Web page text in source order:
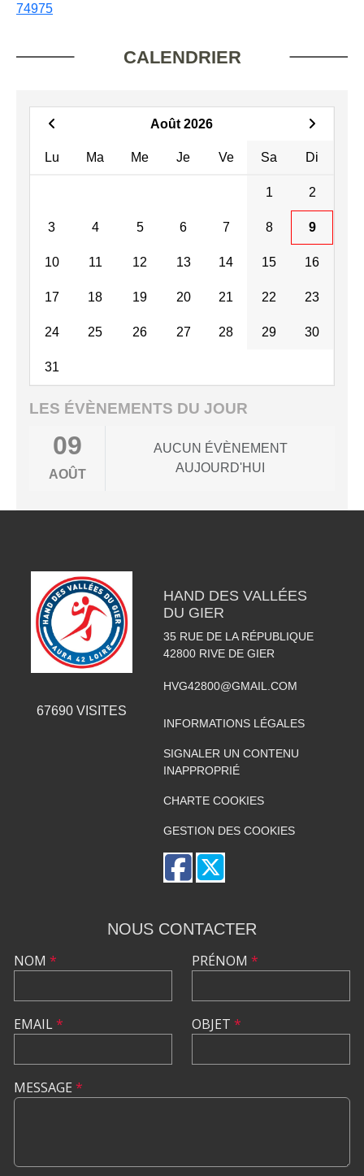
74975
CALENDRIER
Août 2026
Lu Ma Me Je Ve Sa Di
1 2
3 4 5 6 7 8 9
10 11 12 13 14 15 16
17 18 19 20 21 22 23
24 25 26 27 28 29 30
31
LES ÉVÈNEMENTS DU JOUR
09
AOÛT
AUCUN ÉVÈNEMENT
AUJOURD'HUI
67690VISITES
HAND DES VALLÉES
DU GIER
35 RUE DE LA RÉPUBLIQUE
42800 RIVE DE GIER
HVG42800@GMAIL.COM
INFORMATIONS LÉGALES
SIGNALER UN CONTENU
INAPPROPRIÉ
CHARTE COOKIES
GESTION DES COOKIES
NOUS CONTACTER
NOM *
EMAIL*
PRÉNOM *
OBJET *
MESSAGE *